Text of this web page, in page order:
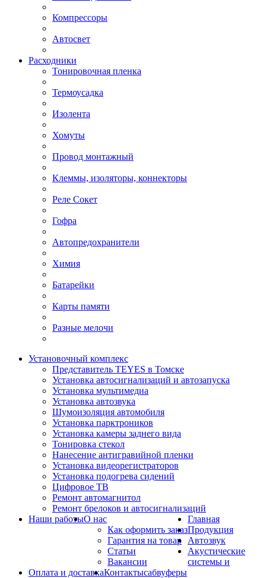
Компрессоры
Автосвет
Расходники
Тонировочная пленка
Термоусадка
Изолента
Хомуты
Провод монтажный
Клеммы, изоляторы, коннекторы
Реле Сокет
Гофра
Автопредохранители
Химия
Батарейки
Карты памяти
Разные мелочи
Установочный комплекс
Представитель TEYES в Томске
Установка автосигнализаций и автозапуска
Установка мультимедиа
Установка автозвука
Шумоизоляция автомобиля
Установка парктроников
Установка камеры заднего вида
Тонировка стекол
Нанесение антигравийной пленки
Установка видеорегистраторов
Установка подогрева сидений
Цифровое ТВ
Ремонт автомагнитол
Ремонт брелоков и автосигнализаций
Наши работыО нас
Как оформить заказ
Гарантия на товар
Статьи
Вакансии
Оплата и доставкаКонтакты
Главная
Продукция
Автозвук
Акустические
системы и
сабвуферы